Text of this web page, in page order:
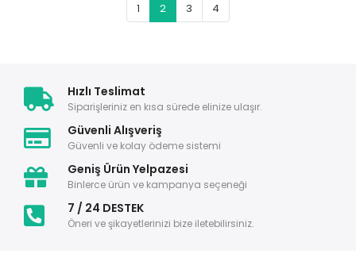
1 2 3 4
Hızlı Teslimat
Siparişleriniz en kısa sürede elinize ulaşır.
Güvenli Alışveriş
Güvenli ve kolay ödeme sistemi
Geniş Ürün Yelpazesi
Binlerce ürün ve kampanya seçeneği
7 / 24 DESTEK
Öneri ve şikayetlerinizi bize iletebilirsiniz.